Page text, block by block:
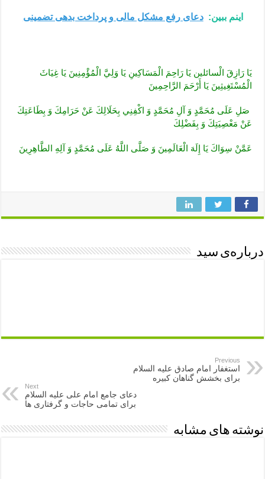
اینم ببین: دعای رفع مشکل مالی و پرداخت بدهی تضمینی
يَا رَازِقَ‏ الْسائلین يَا رَاحِمَ الْمَسَاكِينِ يَا وَلِيَّ الْمُؤْمِنِينَ يَا غِيَاثَ‏
الْمُسْتَغِيثِينَ‏ يَا أَرْحَمَ‏ الرَّاحِمِينَ
‏ صَلِ‏ عَلَى مُحَمَّدٍ وَ آلِ‏ مُحَمَّدٍ وَ اكْفِنِي‏ بِحَلَالِكَ‏ عَنْ‏ حَرَامِكَ‏ وَ بِطَاعَتِكَ‏
عَنْ‏ مَعْصِيَتِكَ‏ وَ بِفَضْلِكَ
عَمَّنْ سِوَاكَ يَا إِلَهَ الْعَالَمِينَ‏ وَ صَلَّى‏ اللَّهُ‏ عَلَى‏ مُحَمَّدٍ وَ آلِهِ‏ الطَّاهِرِينَ
درباره‌ی سید
Previous
استغفار امام صادق علیه السلام
برای بخشش گناهان کبیره
Next
دعای جامع امام علی علیه السلام
برای تمامی حاجات و گرفتاری ها
نوشته های مشابه